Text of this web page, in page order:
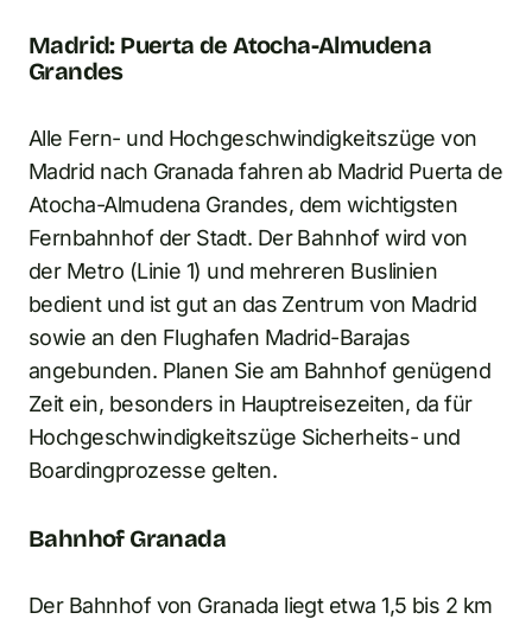
Madrid: Puerta de Atocha-Almudena
Grandes
Alle Fern- und Hochgeschwindigkeitszüge von
Madrid nach Granada fahren ab Madrid Puerta de
Atocha-Almudena Grandes, dem wichtigsten
Fernbahnhof der Stadt. Der Bahnhof wird von
der Metro (Linie 1) und mehreren Buslinien
bedient und ist gut an das Zentrum von Madrid
sowie an den Flughafen Madrid-Barajas
angebunden. Planen Sie am Bahnhof genügend
Zeit ein, besonders in Hauptreisezeiten, da für
Hochgeschwindigkeitszüge Sicherheits- und
Boardingprozesse gelten.
Bahnhof Granada
Der Bahnhof von Granada liegt etwa 1,5 bis 2 km